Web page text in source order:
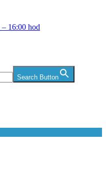
– 16:00 hod
Search Button